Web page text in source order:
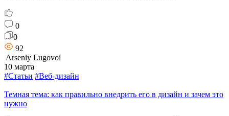
0
0
92
Arseniy Lugovoi
10 марта
#Статьи #Веб-дизайн
Темная тема: как правильно внедрить его в дизайн и зачем это
нужно